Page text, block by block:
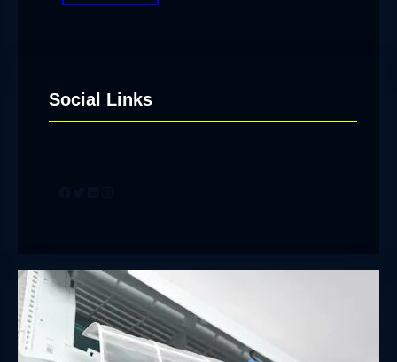
Social Links